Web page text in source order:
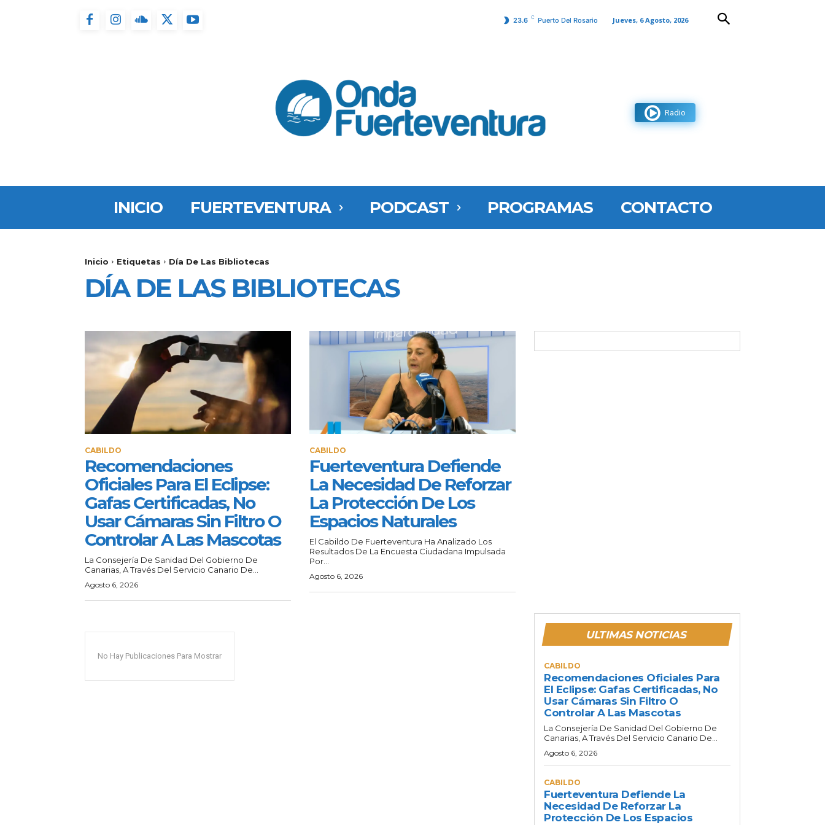
23.6 C Puerto Del Rosario Jueves, 6 Agosto, 2026
Radio
INICIO FUERTEVENTURA PODCAST PROGRAMAS CONTACTO
Inicio Etiquetas Día De Las Bibliotecas
DÍA DE LAS BIBLIOTECAS
CABILDO
Recomendaciones
Oficiales Para El Eclipse:
Gafas Certificadas, No
Usar Cámaras Sin Filtro O
Controlar A Las Mascotas
La Consejería De Sanidad Del Gobierno De
Canarias, A Través Del Servicio Canario De...
Agosto 6, 2026
CABILDO
Fuerteventura Defiende
La Necesidad De Reforzar
La Protección De Los
Espacios Naturales
El Cabildo De Fuerteventura Ha Analizado Los
Resultados De La Encuesta Ciudadana Impulsada
Por...
Agosto 6, 2026
No Hay Publicaciones Para Mostrar
ULTIMAS NOTICIAS
CABILDO
Recomendaciones Oficiales Para
El Eclipse: Gafas Certificadas, No
Usar Cámaras Sin Filtro O
Controlar A Las Mascotas
La Consejería De Sanidad Del Gobierno De
Canarias, A Través Del Servicio Canario De...
Agosto 6, 2026
CABILDO
Fuerteventura Defiende La
Necesidad De Reforzar La
Protección De Los Espacios